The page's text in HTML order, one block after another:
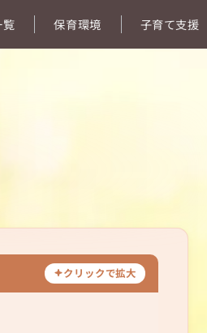
覧 保育環境 子育て支援
クリックで拡大